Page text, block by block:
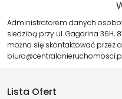
Administratorem danych
siedzibą przy ul. Gagarina 36H,
można się skontaktować przez
Lista Ofert